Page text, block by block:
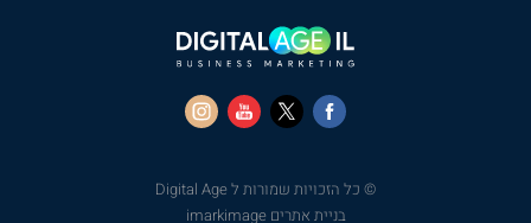
© כל הזכויות שמורות ל Digital Age
בניית אתרים imarkimage